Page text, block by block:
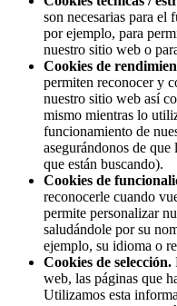
son necesarias para el
por ejemplo, para
nuestro sitio web o
Cookies de
permiten reconocer y
nuestro sitio web así
mismo mientras lo
funcionamiento de
asegurándonos de
que están buscando).
Cookies de
reconocerle cuando
permite personalizar
saludándole por su
ejemplo, su idioma o
Cookies de selección.
web, las páginas que
Utilizamos esta